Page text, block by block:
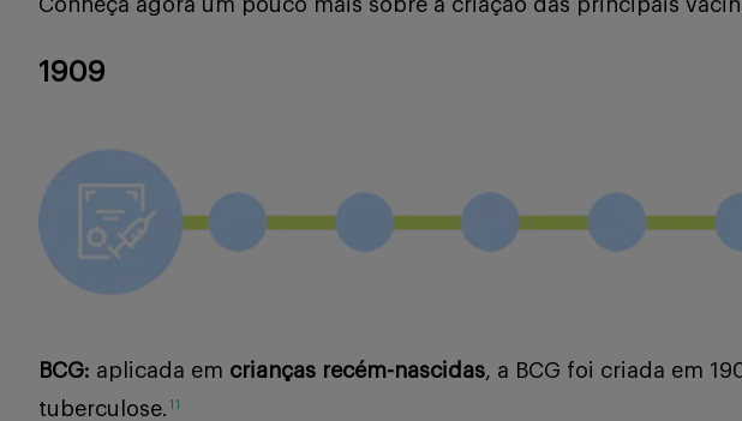
Conheça agora um pouco mais sobre a criação das principais
1909
BCG: aplicada em crianças recém-nascidas , a BCG foi criada em
tuberculose. 11